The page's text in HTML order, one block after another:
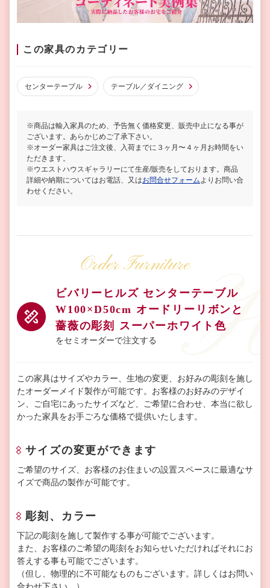
この家具のカテゴリー
センターテーブル テーブル／ダイニング
※商品は輸入家具のため、予告無く価格変更、販売中止になる事が
ございます。あらかじめご了承下さい。
※オーダー家具はご注文後、入荷までに３ヶ月〜４ヶ月お時間をい
ただきます。
※ウエストハウスギャラリーにて生産/販売をしております。商品
詳細や納期についてはお電話、又はお問合せフォーム よりお問い合
わせください。
Order Furniture
ビバリーヒルズ センターテーブル
W100×D50cm オードリーリボンと
薔薇の彫刻 スーパーホワイト色
をセミオーダーで注文する
この家具はサイズやカラー、生地の変更、お好みの彫刻を施し
たオーダーメイド製作が可能です。お客様のお好みのデザイ
ン、ご自宅にあったサイズなど、ご希望に合わせ、本当に欲し
かった家具をお手ごろな価格で提供いたします。
サイズの変更ができます
ご希望のサイズ、お客様のお住まいの設置スペースに最適なサ
イズで商品の製作が可能です。
彫刻、カラー
下記の彫刻を施して製作する事が可能でございます。
また、お客様のご希望の彫刻をお知らせいただければそれにお
答えする事も可能でございます。
（但し、物理的に不可能なものもございます。詳しくはお問い
合わせ下さい。）